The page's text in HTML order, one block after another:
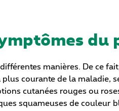
du
manières. De ce fait
courante de la maladie,
cutanées rouges ou
squameuses de couleur